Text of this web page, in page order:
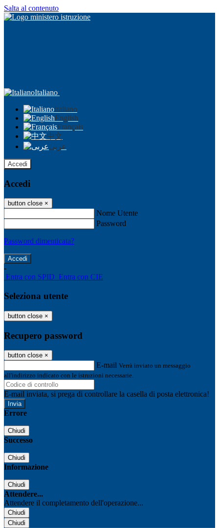
Salta al contenuto
Italiano
Italiano
English
Français
中文
عربى
Accedi
Accedi
button close ×
Nome Utente
Password
Password dimenticata?
-
Entra con SPID Entra con CIE
Seleziona utente
button close ×
Recupero password
button close ×
E-mail Verrà inviato un messaggio
all'indirizzo indicato con le istruzioni necessarie.
E-mail inviata, si prega di controllare la casella di posta elettronica!
Errore
Chiudi
Successo
Chiudi
Informazione
Chiudi
Attendere...
Attendere il completamento dell'operazione...
Chiudi
Chiudi